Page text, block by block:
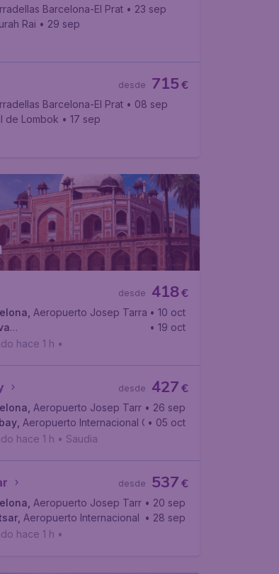
Barcelona-El Prat • 23 sep
Rai • 29 sep
€
715
desde
Barcelona-El Prat • 08 sep
de Lombok • 17 sep
€
418
desde
Aeropuerto Josep Tarradellas Barcelona-El Prat
• 10 oct
, Aeropuerto Internacional Indira Gandhi
• 19 oct
hace 1 h •
€
427
desde
Aeropuerto Josep Tarradellas Barcelona-El Prat
• 26 sep
, Aeropuerto Internacional Chhatrapati Shivaji
• 05 oct
hace 1 h • Saudia
€
537
desde
Aeropuerto Josep Tarradellas Barcelona-El Prat
• 20 sep
, Aeropuerto Internacional Sri Guru Ram Dass Jee
• 28 sep
hace 1 h •